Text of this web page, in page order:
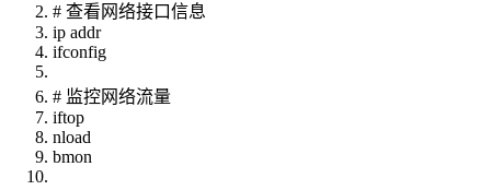
# 查看网络接口信息
ip addr
ifconfig
# 监控网络流量
iftop
nload
bmon